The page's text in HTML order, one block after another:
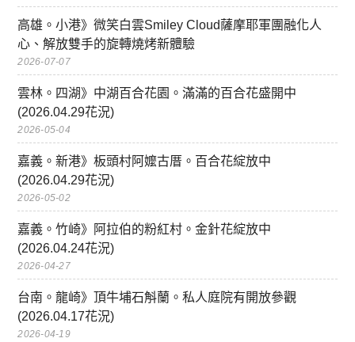
高雄。小港》微笑白雲Smiley Cloud薩摩耶軍團融化人
心、解放雙手的旋轉燒烤新體驗
2026-07-07
雲林。四湖》中湖百合花園。滿滿的百合花盛開中
(2026.04.29花況)
2026-05-04
嘉義。新港》板頭村阿嬤古厝。百合花綻放中
(2026.04.29花況)
2026-05-02
嘉義。竹崎》阿拉伯的粉紅村。金針花綻放中
(2026.04.24花況)
2026-04-27
台南。龍崎》頂牛埔石斛蘭。私人庭院有開放參觀
(2026.04.17花況)
2026-04-19